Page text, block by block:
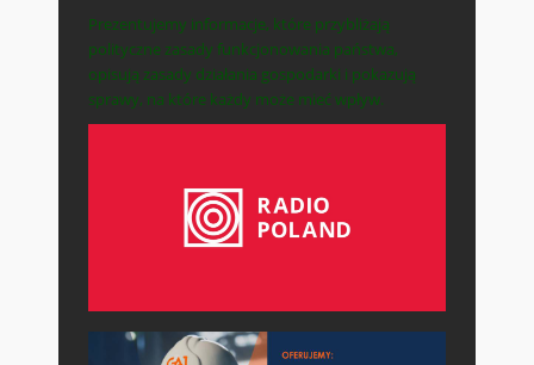
Prezentujemy informacje, które przybliżają
polityczne zasady funkcjonowania państwa,
opisują zasady działania gospodarki i pokazują
sprawy, na które każdy może mieć wpływ.